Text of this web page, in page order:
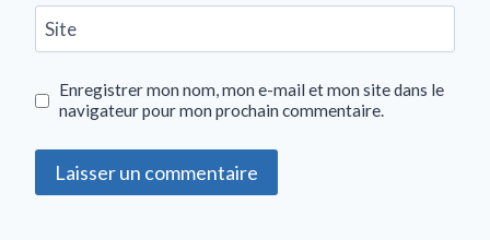
Site
Enregistrer mon nom, mon e-mail et mon site dans le
navigateur pour mon prochain commentaire.